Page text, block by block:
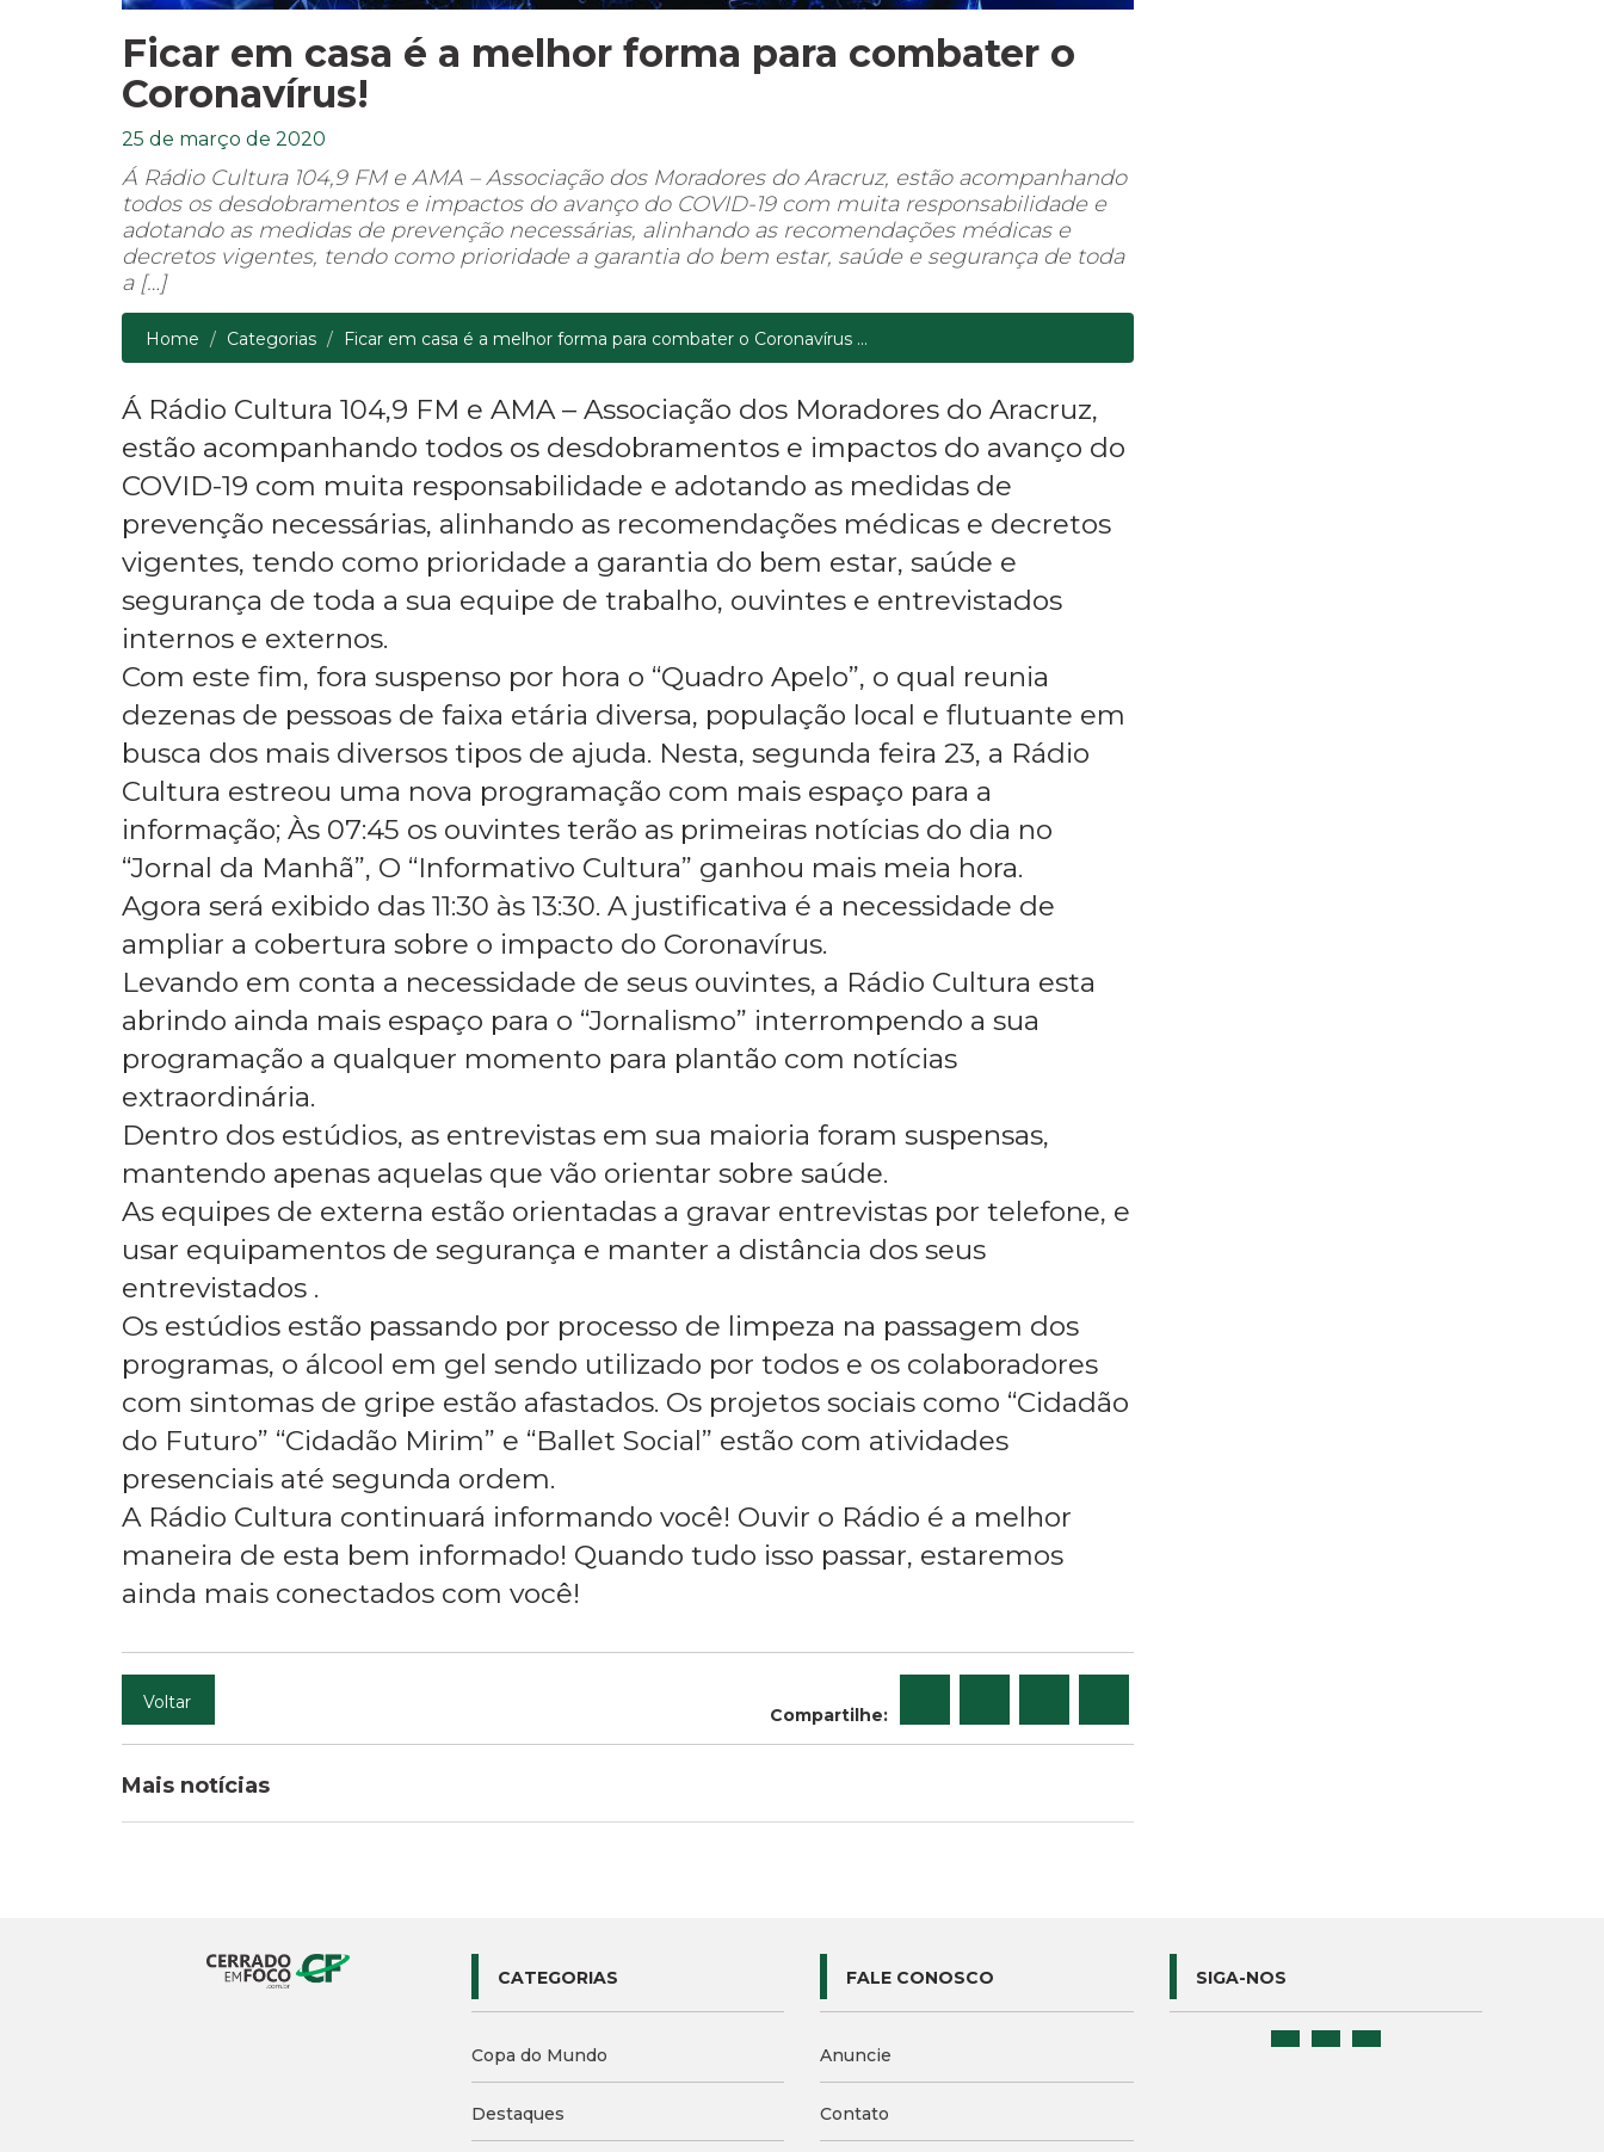
Ficar em casa é a melhor forma para combater o
Coronavírus!
25 de março de 2020
Á Rádio Cultura 104,9 FM e AMA – Associação dos Moradores do Aracruz, estão acompanhando
todos os desdobramentos e impactos do avanço do COVID-19 com muita responsabilidade e
adotando as medidas de prevenção necessárias, alinhando as recomendações médicas e
decretos vigentes, tendo como prioridade a garantia do bem estar, saúde e segurança de toda
a […]
Home Categorias Ficar em casa é a melhor forma para combater o Coronavírus ...
Á Rádio Cultura 104,9 FM e AMA – Associação dos Moradores do Aracruz,
estão acompanhando todos os desdobramentos e impactos do avanço do
COVID-19 com muita responsabilidade e adotando as medidas de
prevenção necessárias, alinhando as recomendações médicas e decretos
vigentes, tendo como prioridade a garantia do bem estar, saúde e
segurança de toda a sua equipe de trabalho, ouvintes e entrevistados
internos e externos.
Com este fim, fora suspenso por hora o “Quadro Apelo”, o qual reunia
dezenas de pessoas de faixa etária diversa, população local e flutuante em
busca dos mais diversos tipos de ajuda. Nesta, segunda feira 23, a Rádio
Cultura estreou uma nova programação com mais espaço para a
informação; Às 07:45 os ouvintes terão as primeiras notícias do dia no
“Jornal da Manhã”, O “Informativo Cultura” ganhou mais meia hora.
Agora será exibido das 11:30 às 13:30. A justificativa é a necessidade de
ampliar a cobertura sobre o impacto do Coronavírus.
Levando em conta a necessidade de seus ouvintes, a Rádio Cultura esta
abrindo ainda mais espaço para o “Jornalismo” interrompendo a sua
programação a qualquer momento para plantão com notícias
extraordinária.
Dentro dos estúdios, as entrevistas em sua maioria foram suspensas,
mantendo apenas aquelas que vão orientar sobre saúde.
As equipes de externa estão orientadas a gravar entrevistas por telefone, e
usar equipamentos de segurança e manter a distância dos seus
entrevistados .
Os estúdios estão passando por processo de limpeza na passagem dos
programas, o álcool em gel sendo utilizado por todos e os colaboradores
com sintomas de gripe estão afastados. Os projetos sociais como “Cidadão
do Futuro” “Cidadão Mirim” e “Ballet Social” estão com atividades
presenciais até segunda ordem.
A Rádio Cultura continuará informando você! Ouvir o Rádio é a melhor
maneira de esta bem informado! Quando tudo isso passar, estaremos
ainda mais conectados com você!
Voltar
Compartilhe:
Mais notícias
CATEGORIAS
Copa do Mundo
Destaques
FALE CONOSCO
Anuncie
Contato
SIGA-NOS